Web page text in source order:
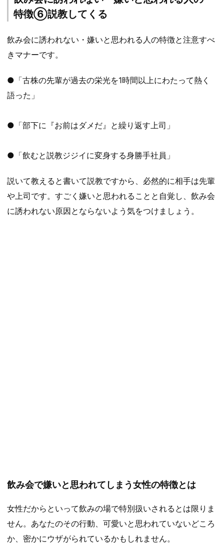
特徴⑥説教してくる
飲み会に誘われない・嫌いと思われる人の特徴と注意すべ
きマナーです。
●「古株の先輩が過去の栄光を1時間以上にわたって熱く
語った」
●「部下に『お前はダメだ』と繰り返す上司」
●「飲むと説教ジジイに変身する身勝手社員」
説いて教えると書いて説教ですから、必然的に相手は先輩
や上司です。すごく嫌いと思われることと自覚し、飲み会
に誘われない原因とならないよう気をつけましょう。
飲み会で嫌いと思われてしまう女性の特徴とは
女性だからといって飲みの場で特別扱いされるとは限りま
せん。あなたのその行動、可愛いと思われていないどころ
か、密かにウザがられているかもしれません。